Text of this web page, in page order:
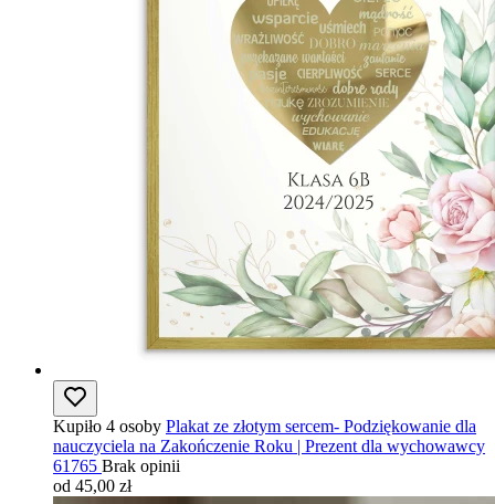
Kupiło 4 osoby Plakat ze złotym sercem- Podziękowanie dla
nauczyciela na Zakończenie Roku | Prezent dla wychowawcy
61765 Brak opinii
od 45,00 zł